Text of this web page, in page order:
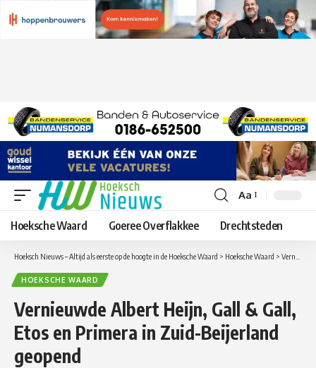
Lettergrootte
aanpassen
Aa
Hoeksche Waard Goeree Overflakkee Drechtsteden
Hoeksch Nieuws – Altijd als eerste op de hoogte in de Hoeksche Waard > Hoeksche Waard > Vernieuwde Albert Heijn, Gall & Gall, Etos en Primera in Zuid-Beijerland geopend
HOEKSCHE WAARD
Vernieuwde Albert Heijn, Gall & Gall,
Etos en Primera in Zuid-Beijerland
geopend